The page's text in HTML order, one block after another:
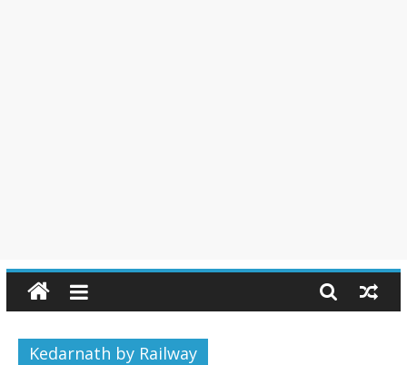
Kedarnath by Railway